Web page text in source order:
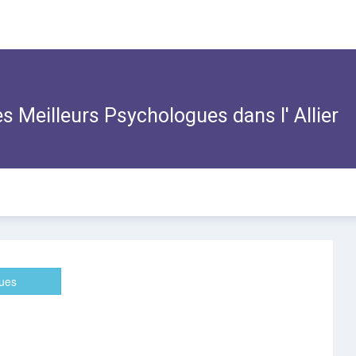
Meilleurs Psychologues dans l' Allier